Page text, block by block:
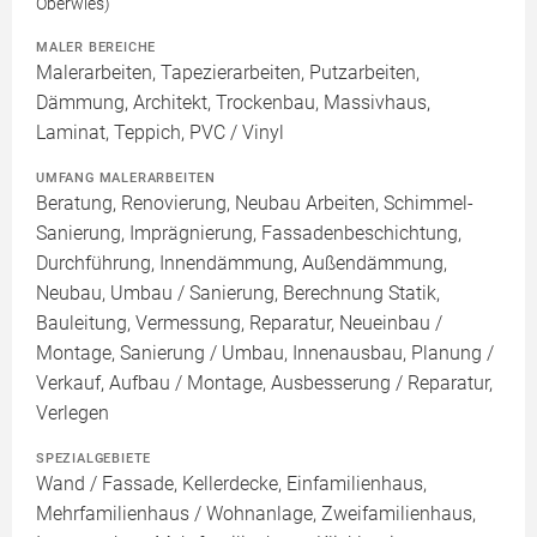
MALER BEREICHE
Malerarbeiten, Tapezierarbeiten, Putzarbeiten,
Dämmung, Architekt, Trockenbau, Massivhaus,
Laminat, Teppich, PVC / Vinyl
UMFANG MALERARBEITEN
Beratung, Renovierung, Neubau Arbeiten, Schimmel-
Sanierung, Imprägnierung, Fassadenbeschichtung,
Durchführung, Innendämmung, Außendämmung,
Neubau, Umbau / Sanierung, Berechnung Statik,
Bauleitung, Vermessung, Reparatur, Neueinbau /
Montage, Sanierung / Umbau, Innenausbau, Planung /
Verkauf, Aufbau / Montage, Ausbesserung / Reparatur,
Verlegen
SPEZIALGEBIETE
Wand / Fassade, Kellerdecke, Einfamilienhaus,
Mehrfamilienhaus / Wohnanlage, Zweifamilienhaus,